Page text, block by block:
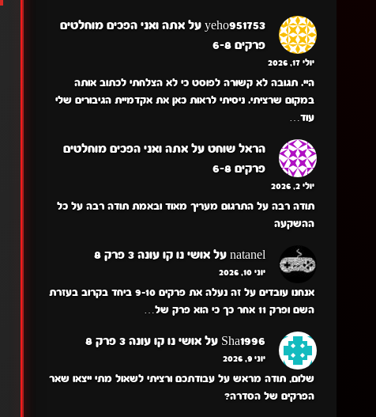
yeho951753 עלאתה ואני הפכים מוחלטים
פרקים 6-8
יולי 17, 2026
היי. תגובה לא קשורה לפוסט כי לא הצלחתי לכתוב אותה
במקום שרציתי. ניסיתי לראות כאן את אקדמיית הגיבורים שלי
עוד…
הראל שוחט עלאתה ואני הפכים מוחלטים
פרקים 6-8
יולי 2, 2026
תודה רבה על התרגום מעריך מאוד ובאמת תודה רבה על כל
ההשקעה
natanel עלאושי נו קו עונה 3 פרק 8
יוני 10, 2026
אנחנו עובדים על זה נעלה את פרקים 9-10 ביחד בקרוב בעזרת
השם ופרק 11 אחר כך כי הוא פרק של…
Sha1996 עלאושי נו קו עונה 3 פרק 8
יוני 9, 2026
שלום, תודה מראש על עבודתכם ורציתי לשאול מתי ייצאו שאר
הפרקים של הסדרה?